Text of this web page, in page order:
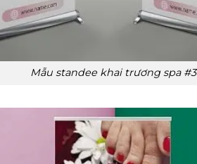
Mẫu standee khai trương spa #3